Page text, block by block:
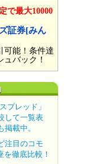
で最大10000
証券[みん
可能！条件達
ュバック！
プレッド」
して一覧表
載中。
注目のコモ
を徹底比較！